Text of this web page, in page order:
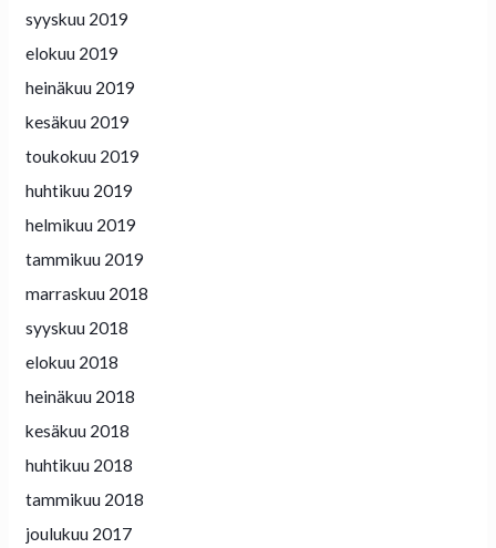
syyskuu 2019
elokuu 2019
heinäkuu 2019
kesäkuu 2019
toukokuu 2019
huhtikuu 2019
helmikuu 2019
tammikuu 2019
marraskuu 2018
syyskuu 2018
elokuu 2018
heinäkuu 2018
kesäkuu 2018
huhtikuu 2018
tammikuu 2018
joulukuu 2017